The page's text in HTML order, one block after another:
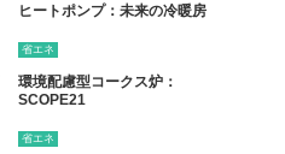
ヒートポンプ：未来の冷暖房
省エネ
環境配慮型コークス炉：
SCOPE21
省エネ